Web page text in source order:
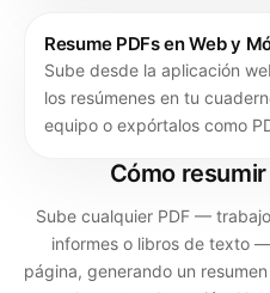
Resume PDFs en Web y
Sube desde la aplicación
los resúmenes en tu
equipo o expórtalos como
Cómo
Sube cualquier PDF —
informes o libros de texto
página, generando un